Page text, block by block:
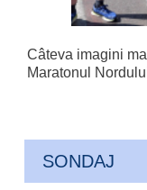
Câteva imagini
Maratonul
SONDAJ